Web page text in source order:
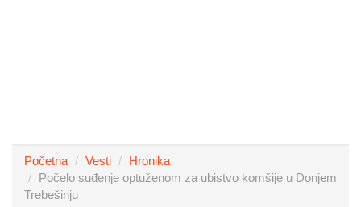
Početna Vesti
Hronika
Počelo suđenje optuženom za ubistvo komšije u Donjem
Trebešinju